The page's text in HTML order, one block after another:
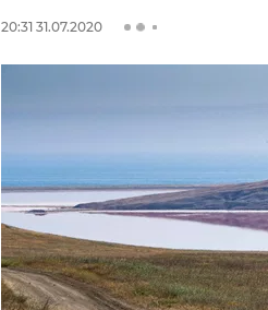
20:31 31.07.2020